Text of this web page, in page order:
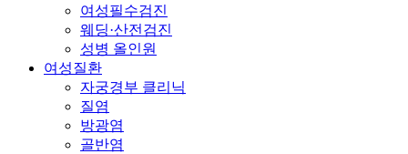
여성필수검진
웨딩·산전검진
성병 올인원
여성질환
자궁경부 클리닉
질염
방광염
골반염